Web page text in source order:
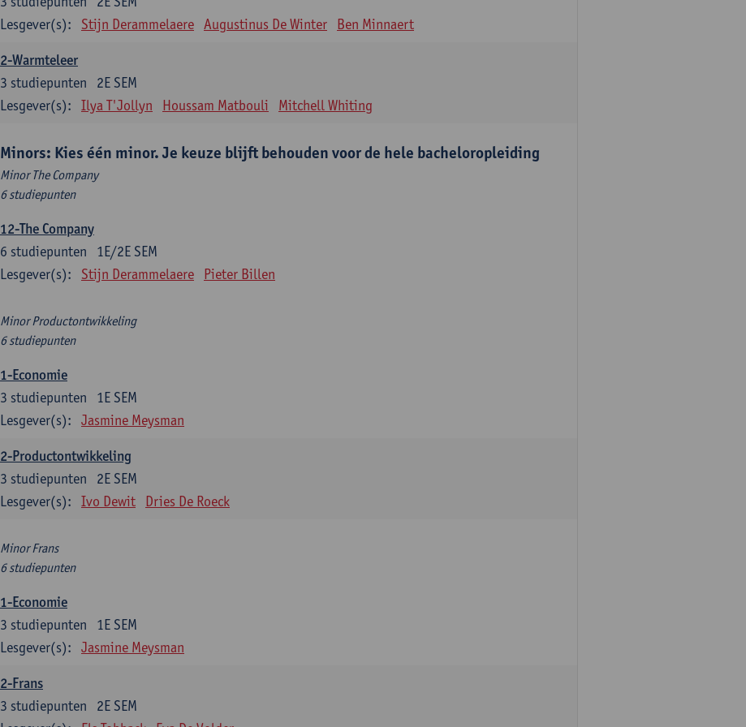
Lesgever(s):
Stijn Derammelaere Augustinus De Winter Ben Minnaert
2-Warmteleer
2E SEM
3 studiepunten
Lesgever(s):
Ilya T'Jollyn Houssam Matbouli Mitchell Whiting
Minors: Kies één minor. Je keuze blijft behouden voor de hele bacheloropleiding
Minor The Company
6 studiepunten
12-The Company
1E/2E SEM
6 studiepunten
Lesgever(s):
Stijn Derammelaere Pieter Billen
Minor Productontwikkeling
6 studiepunten
1-Economie
1E SEM
3 studiepunten
Lesgever(s):
Jasmine Meysman
2-Productontwikkeling
2E SEM
3 studiepunten
Lesgever(s):
Ivo Dewit Dries De Roeck
Minor Frans
6 studiepunten
1-Economie
1E SEM
3 studiepunten
Lesgever(s):
Jasmine Meysman
2-Frans
2E SEM
3 studiepunten